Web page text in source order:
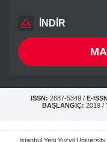
İNDİR
ISSN: 2687-5349 / E-
BAŞLANGIÇ: 2019 /
Istanbul Yeni Yuzyil